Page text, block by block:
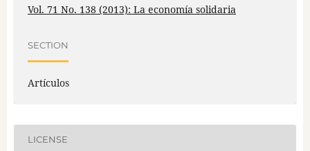
Vol. 71 No. 138 (2013): La economía solidaria
SECTION
Artículos
LICENSE